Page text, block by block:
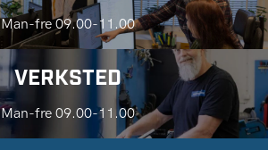
Man-fre 09.00-11.00
VERKSTED
Man-fre 09.00-11.00